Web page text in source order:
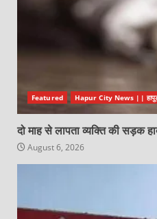
Featured Hapur City News ||
दो माह से लापता व्यक्ति की सड़क
August 6, 2026